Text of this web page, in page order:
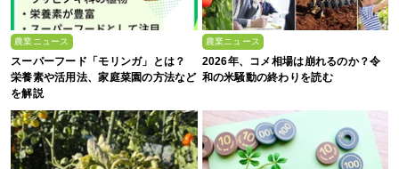
農業ニュース
スーパーフード「モリンガ」とは？
栄養素や活用法、家庭菜園の方法など
を解説
農業ニュース
2026年、コメ相場は崩れるのか？令
和の米騒動の終わりを読む